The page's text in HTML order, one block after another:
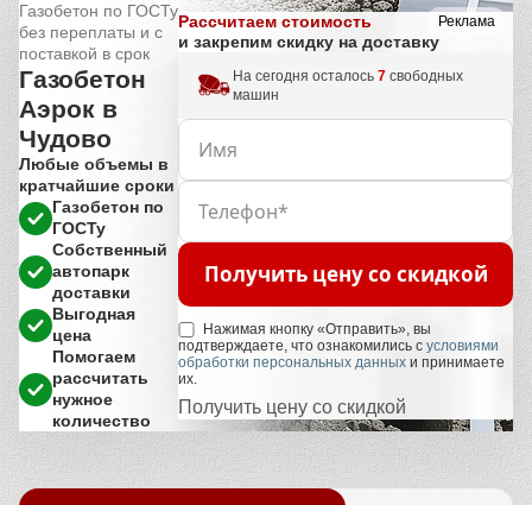
Реклама
Газобетон по ГОСТу
без переплаты и с
поставкой в срок
Газобетон
Аэрок в
Чудово
Любые объемы в
кратчайшие сроки
Газобетон по
ГОСТу
Собственный
автопарк
доставки
Выгодная
цена
Помогаем
рассчитать
нужное
количество
Рассчитаем стоимость
и закрепим скидку на доставку
На сегодня осталось7 свободных
машин
Получить цену со скидкой
Нажимая кнопку «Отправить», вы
подтверждаете, что ознакомились сусловиями
обработки персональных данных и принимаете
их.
Получить цену со скидкой